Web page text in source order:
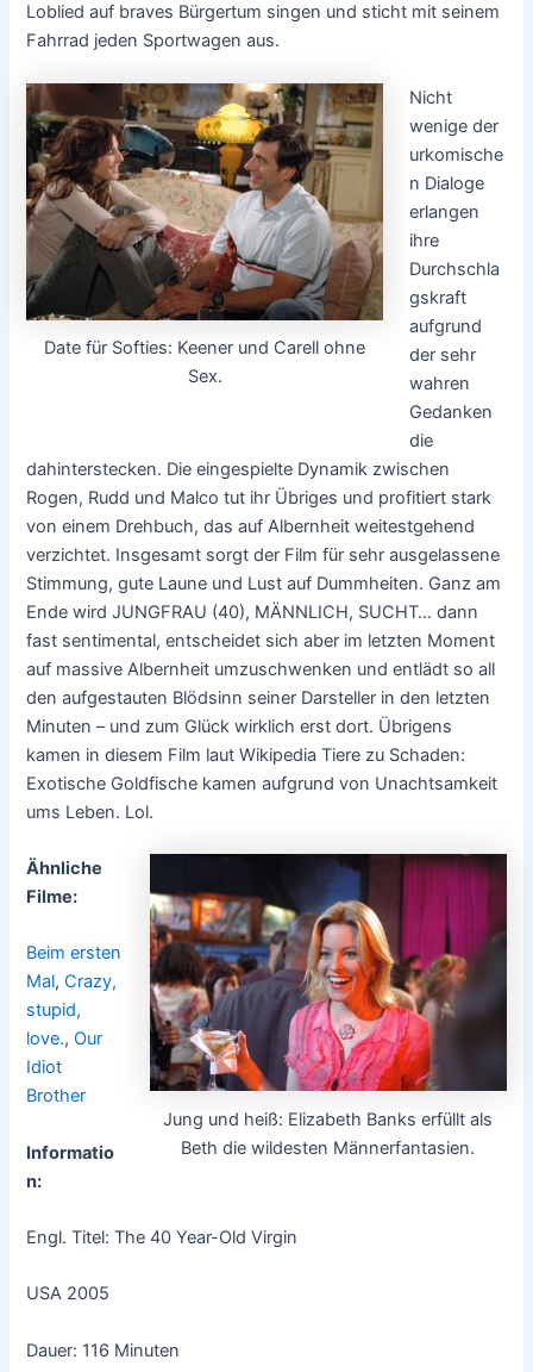
Loblied auf braves Bürgertum singen und sticht mit seinem
Fahrrad jeden Sportwagen aus.
Date für Softies: Keener und Carell ohne
Sex.
Nicht
wenige der
urkomische
n Dialoge
erlangen
ihre
Durchschla
gskraft
aufgrund
der sehr
wahren
Gedanken
die
dahinterstecken. Die eingespielte Dynamik zwischen
Rogen, Rudd und Malco tut ihr Übriges und profitiert stark
von einem Drehbuch, das auf Albernheit weitestgehend
verzichtet. Insgesamt sorgt der Film für sehr ausgelassene
Stimmung, gute Laune und Lust auf Dummheiten. Ganz am
Ende wird JUNGFRAU (40), MÄNNLICH, SUCHT… dann
fast sentimental, entscheidet sich aber im letzten Moment
auf massive Albernheit umzuschwenken und entlädt so all
den aufgestauten Blödsinn seiner Darsteller in den letzten
Minuten – und zum Glück wirklich erst dort. Übrigens
kamen in diesem Film laut Wikipedia Tiere zu Schaden:
Exotische Goldfische kamen aufgrund von Unachtsamkeit
ums Leben. Lol.
Jung und heiß: Elizabeth Banks erfüllt als
Beth die wildesten Männerfantasien.
Ähnliche
Filme:
Beim ersten
Mal,Crazy,
stupid,
love.,Our
Idiot
Brother
Informatio
n:
Engl. Titel: The 40 Year-Old Virgin
USA 2005
Dauer: 116 Minuten